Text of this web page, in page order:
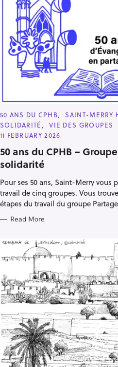
C
A
T
E
O
R
I
E
50 ANS DU CPHB
SAINT-MERRY
SOLIDARITÉ
VIE DES GROUPES
11 FEBRUARY 2026
50 ans du CPHB –
solidarité
Pour ses 50 ans, Saint-Merry vous
travail de cinq groupes. Vous
étapes du travail du groupe
Read More